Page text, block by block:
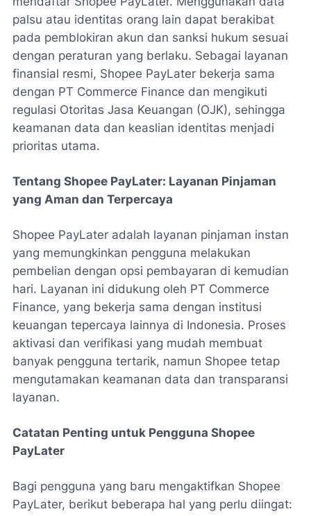
palsu atau identitas orang lain dapat berakibat
pada pemblokiran akun dan sanksi hukum sesuai
dengan peraturan yang berlaku. Sebagai layanan
finansial resmi, Shopee PayLater bekerja sama
dengan PT Commerce Finance dan mengikuti
regulasi Otoritas Jasa Keuangan (OJK), sehingga
keamanan data dan keaslian identitas menjadi
prioritas utama.
Tentang Shopee PayLater: Layanan Pinjaman
yang Aman dan Terpercaya
Shopee PayLater adalah layanan pinjaman instan
yang memungkinkan pengguna melakukan
pembelian dengan opsi pembayaran di kemudian
hari. Layanan ini didukung oleh PT Commerce
Finance, yang bekerja sama dengan institusi
keuangan tepercaya lainnya di Indonesia. Proses
aktivasi dan verifikasi yang mudah membuat
banyak pengguna tertarik, namun Shopee tetap
mengutamakan keamanan data dan transparansi
layanan.
Catatan Penting untuk Pengguna Shopee
PayLater
Bagi pengguna yang baru mengaktifkan Shopee
PayLater, berikut beberapa hal yang perlu diingat: